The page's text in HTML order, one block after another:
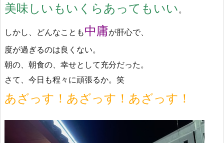
美味しいもいくらあってもいい 。
しかし、どんなことも中庸が肝心で、
度が過ぎるのは良くない。
朝の、朝食の、幸せとして充分だった。
さて、今日も程々に頑張るか。笑
あざっす！あざっす！あざっす！